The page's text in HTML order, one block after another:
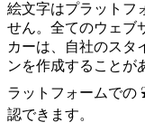
絵文字はプラットフ
せん。全てのウェブ
カーは、自社のスタ
ンを作成することが
ラットフォームでの
認できます。